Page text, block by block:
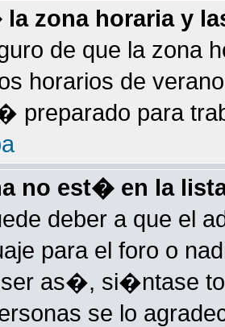
zona horaria y
de que la zona
horarios de
preparado para
no est� en la
deber a que el
para el foro o
ser as�, si�ntase
se lo